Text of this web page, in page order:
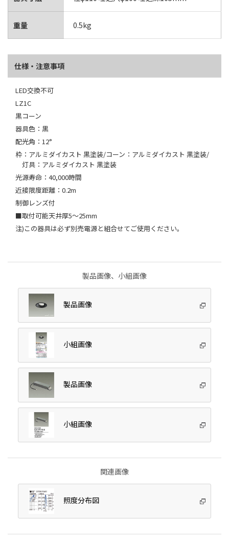
重量 0.5kg
仕様・注意事項
LED交換不可
LZ1C
黒コーン
器具色：黒
配光角：12°
枠：アルミダイカスト 黒塗装/コーン：アルミダイカスト 黒塗装/
灯具：アルミダイカスト 黒塗装
光源寿命：40,000時間
近接限度距離：0.2m
制御レンズ付
■取付可能天井厚5～25mm
注)この器具は必ず別売電源と組合せてご使用ください。
製品画像、小組画像
製品画像
小組画像
製品画像
小組画像
関連画像
照度分布図